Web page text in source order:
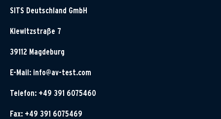
SITS Deutschland GmbH
Klewitzstraße 7
39112 Magdeburg
E-Mail: info@av-test.com
Telefon: +49 391 6075460
Fax: +49 391 6075469